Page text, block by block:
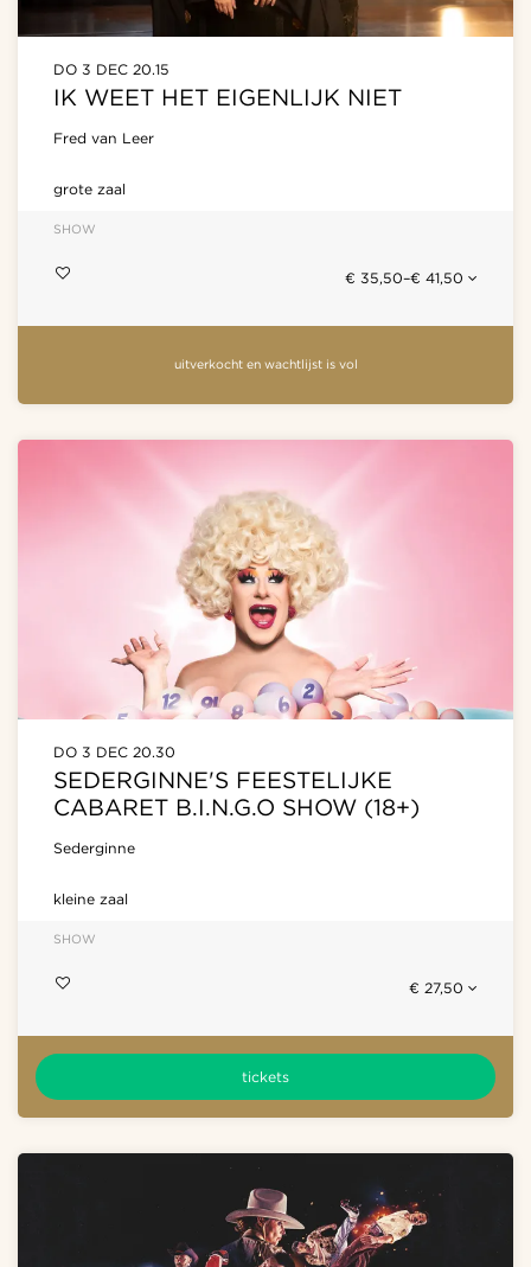
IK WEET HET EIGENLIJK NIET
Fred van Leer
DO 3 DEC 20.15
grote zaal
SHOW
€ 35,50–€ 41,50
uitverkocht en wachtlijst is vol
SEDERGINNE'S FEESTELIJKE
CABARET B.I.N.G.O SHOW (18+)
Sederginne
DO 3 DEC 20.30
kleine zaal
SHOW
€ 27,50
tickets